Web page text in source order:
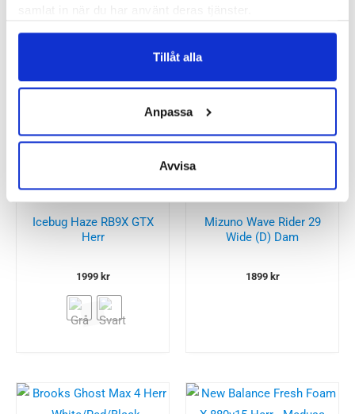
Tillåt alla
Anpassa
Avvisa
Recensioner
Besökta produkter
Icebug Haze RB9X GTX
Herr
1999 kr
Mizuno Wave Rider 29
Wide (D) Dam
1899 kr